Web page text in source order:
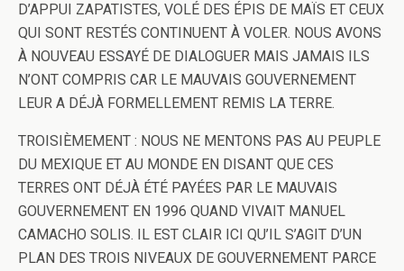
D’APPUI ZAPATISTES, VOLÉ DES ÉPIS DE MAÏS ET CEUX
QUI SONT RESTÉS CONTINUENT À VOLER. NOUS AVONS
À NOUVEAU ESSAYÉ DE DIALOGUER MAIS JAMAIS ILS
N’ONT COMPRIS CAR LE MAUVAIS GOUVERNEMENT
LEUR A DÉJÀ FORMELLEMENT REMIS LA TERRE.
TROISIÈMEMENT : NOUS NE MENTONS PAS AU PEUPLE
DU MEXIQUE ET AU MONDE EN DISANT QUE CES
TERRES ONT DÉJÀ ÉTÉ PAYÉES PAR LE MAUVAIS
GOUVERNEMENT EN 1996 QUAND VIVAIT MANUEL
CAMACHO SOLIS. IL EST CLAIR ICI QU’IL S’AGIT D’UN
PLAN DES TROIS NIVEAUX DE GOUVERNEMENT PARCE